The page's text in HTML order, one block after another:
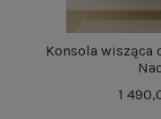
Konsola wisząca
1